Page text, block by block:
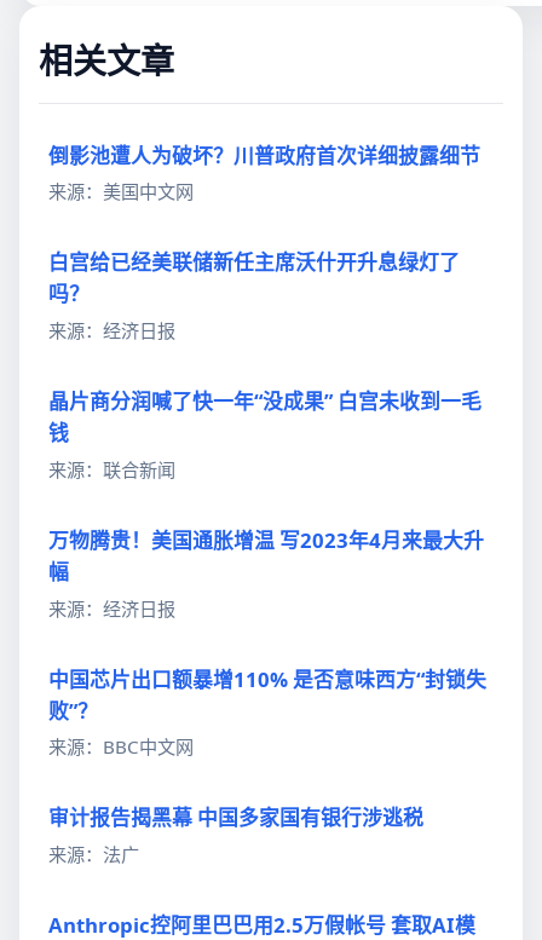
相关文章
倒影池遭人为破坏？川普政府首次详细披露细节
来源：美国中文网
白宫给已经美联储新任主席沃什开升息绿灯了
吗？
来源：经济日报
晶片商分润喊了快一年“没成果” 白宫未收到一毛
钱
来源：联合新闻
万物腾贵！美国通胀增温 写2023年4月来最大升
幅
来源：经济日报
中国芯片出口额暴增110% 是否意味西方“封锁失
败”？
来源：BBC中文网
审计报告揭黑幕 中国多家国有银行涉逃税
来源：法广
Anthropic控阿里巴巴用2.5万假帐号 套取AI模